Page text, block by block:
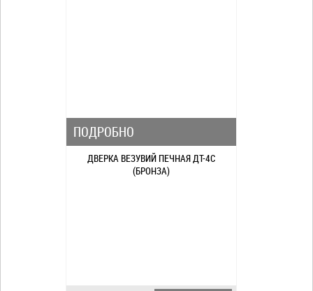
ПОДРОБНО
ДВЕРКА ВЕЗУВИЙ ПЕЧНАЯ ДТ-4С
(БРОНЗА)